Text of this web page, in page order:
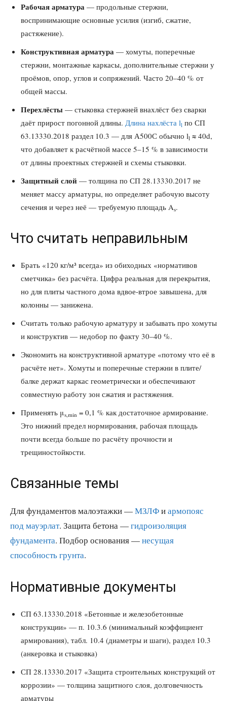
Рабочая арматура — продольные стержни,
воспринимающие основные усилия (изгиб, сжатие,
растяжение).
Конструктивная арматура — хомуты, поперечные
стержни, монтажные каркасы, дополнительные стержни у
проёмов, опор, углов и сопряжений. Часто 20–40 % от
общей массы.
Перехлёсты — стыковка стержней внахлёст без сварки
даёт прирост погонной длины. Длина нахлёста ll по СП
63.13330.2018 раздел 10.3 — для А500С обычно ll ≈ 40d,
что добавляет к расчётной массе 5–15 % в зависимости
от длины проектных стержней и схемы стыковки.
Защитный слой — толщина по СП 28.13330.2017 не
меняет массу арматуры, но определяет рабочую высоту
сечения и через неё — требуемую площадь As.
Что считать неправильным
Брать «120 кг/м³ всегда» из обиходных «нормативов
сметчика» без расчёта. Цифра реальная для перекрытия,
но для плиты частного дома вдвое-втрое завышена, для
колонны — занижена.
Считать только рабочую арматуру и забывать про хомуты
и конструктив — недобор по факту 30–40 %.
Экономить на конструктивной арматуре «потому что её в
расчёте нет». Хомуты и поперечные стержни в плите/
балке держат каркас геометрически и обеспечивают
совместную работу зон сжатия и растяжения.
Применять μs,min = 0,1 % как достаточное армирование.
Это нижний предел нормирования, рабочая площадь
почти всегда больше по расчёту прочности и
трещиностойкости.
Связанные темы
Для фундаментов малоэтажки —МЗЛФиармопояс
под мауэрлат. Защита бетона —гидроизоляция
фундамента. Подбор основания —несущая
способность грунта.
Нормативные документы
СП 63.13330.2018 «Бетонные и железобетонные
конструкции» — п. 10.3.6 (минимальный коэффициент
армирования), табл. 10.4 (диаметры и шаги), раздел 10.3
(анкеровка и стыковка)
СП 28.13330.2017 «Защита строительных конструкций от
коррозии» — толщина защитного слоя, долговечность
арматуры